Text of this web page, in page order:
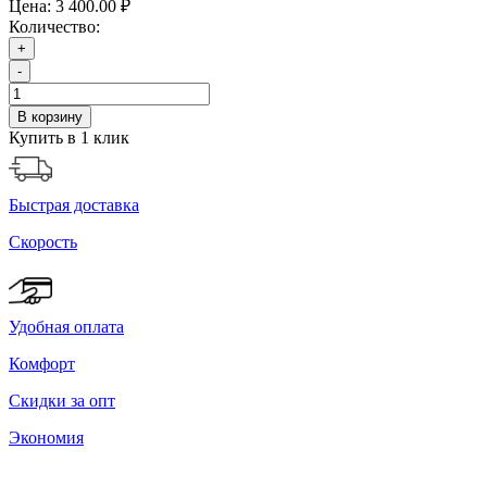
Цена: 3 400.00 ₽
Количество:
+
-
В корзину
Купить в 1 клик
Быстрая доставка
Скорость
Удобная оплата
Комфорт
Скидки за опт
Экономия